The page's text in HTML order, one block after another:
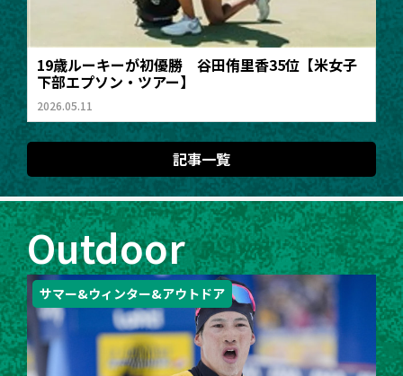
19歳ルーキーが初優勝 谷田侑里香35位【米女子
下部エプソン・ツアー】
2026.05.11
記事一覧
Outdoor
サマー&ウィンター&アウトドア